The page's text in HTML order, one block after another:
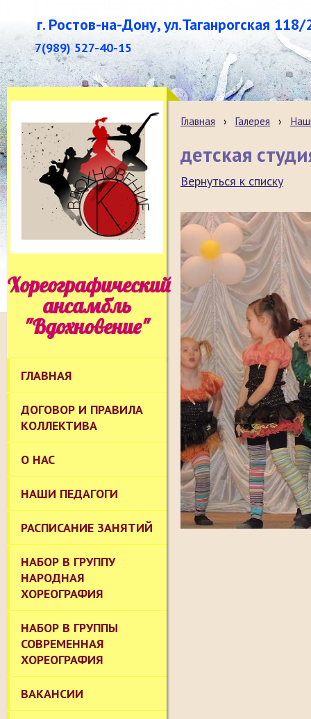
г. Ростов-на-Дону, ул.Таганрогская 118/
7(989) 527-40-15
Хореографический
ансамбль
"Вдохновение"
ГЛАВНАЯ
ДОГОВОР И ПРАВИЛА
КОЛЛЕКТИВА
О НАС
НАШИ ПЕДАГОГИ
РАСПИСАНИЕ ЗАНЯТИЙ
НАБОР В ГРУППУ
НАРОДНАЯ
ХОРЕОГРАФИЯ
НАБОР В ГРУППЫ
СОВРЕМЕННАЯ
ХОРЕОГРАФИЯ
ВАКАНСИИ
Главная › Галерея ›
детская
Вернуться к списку